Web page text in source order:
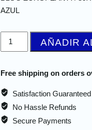
AZUL
AÑADIR
Free shipping on orders
Satisfaction Guaranteed
No Hassle Refunds
Secure Payments